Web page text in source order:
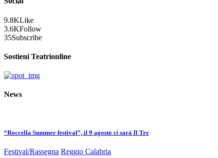
9.8KLike
3.6KFollow
35Subscribe
Sostieni Teatrionline
News
“Roccella Summer festival”, il 9 agosto ci sarà Il Tre
Festival/Rassegna Reggio Calabria